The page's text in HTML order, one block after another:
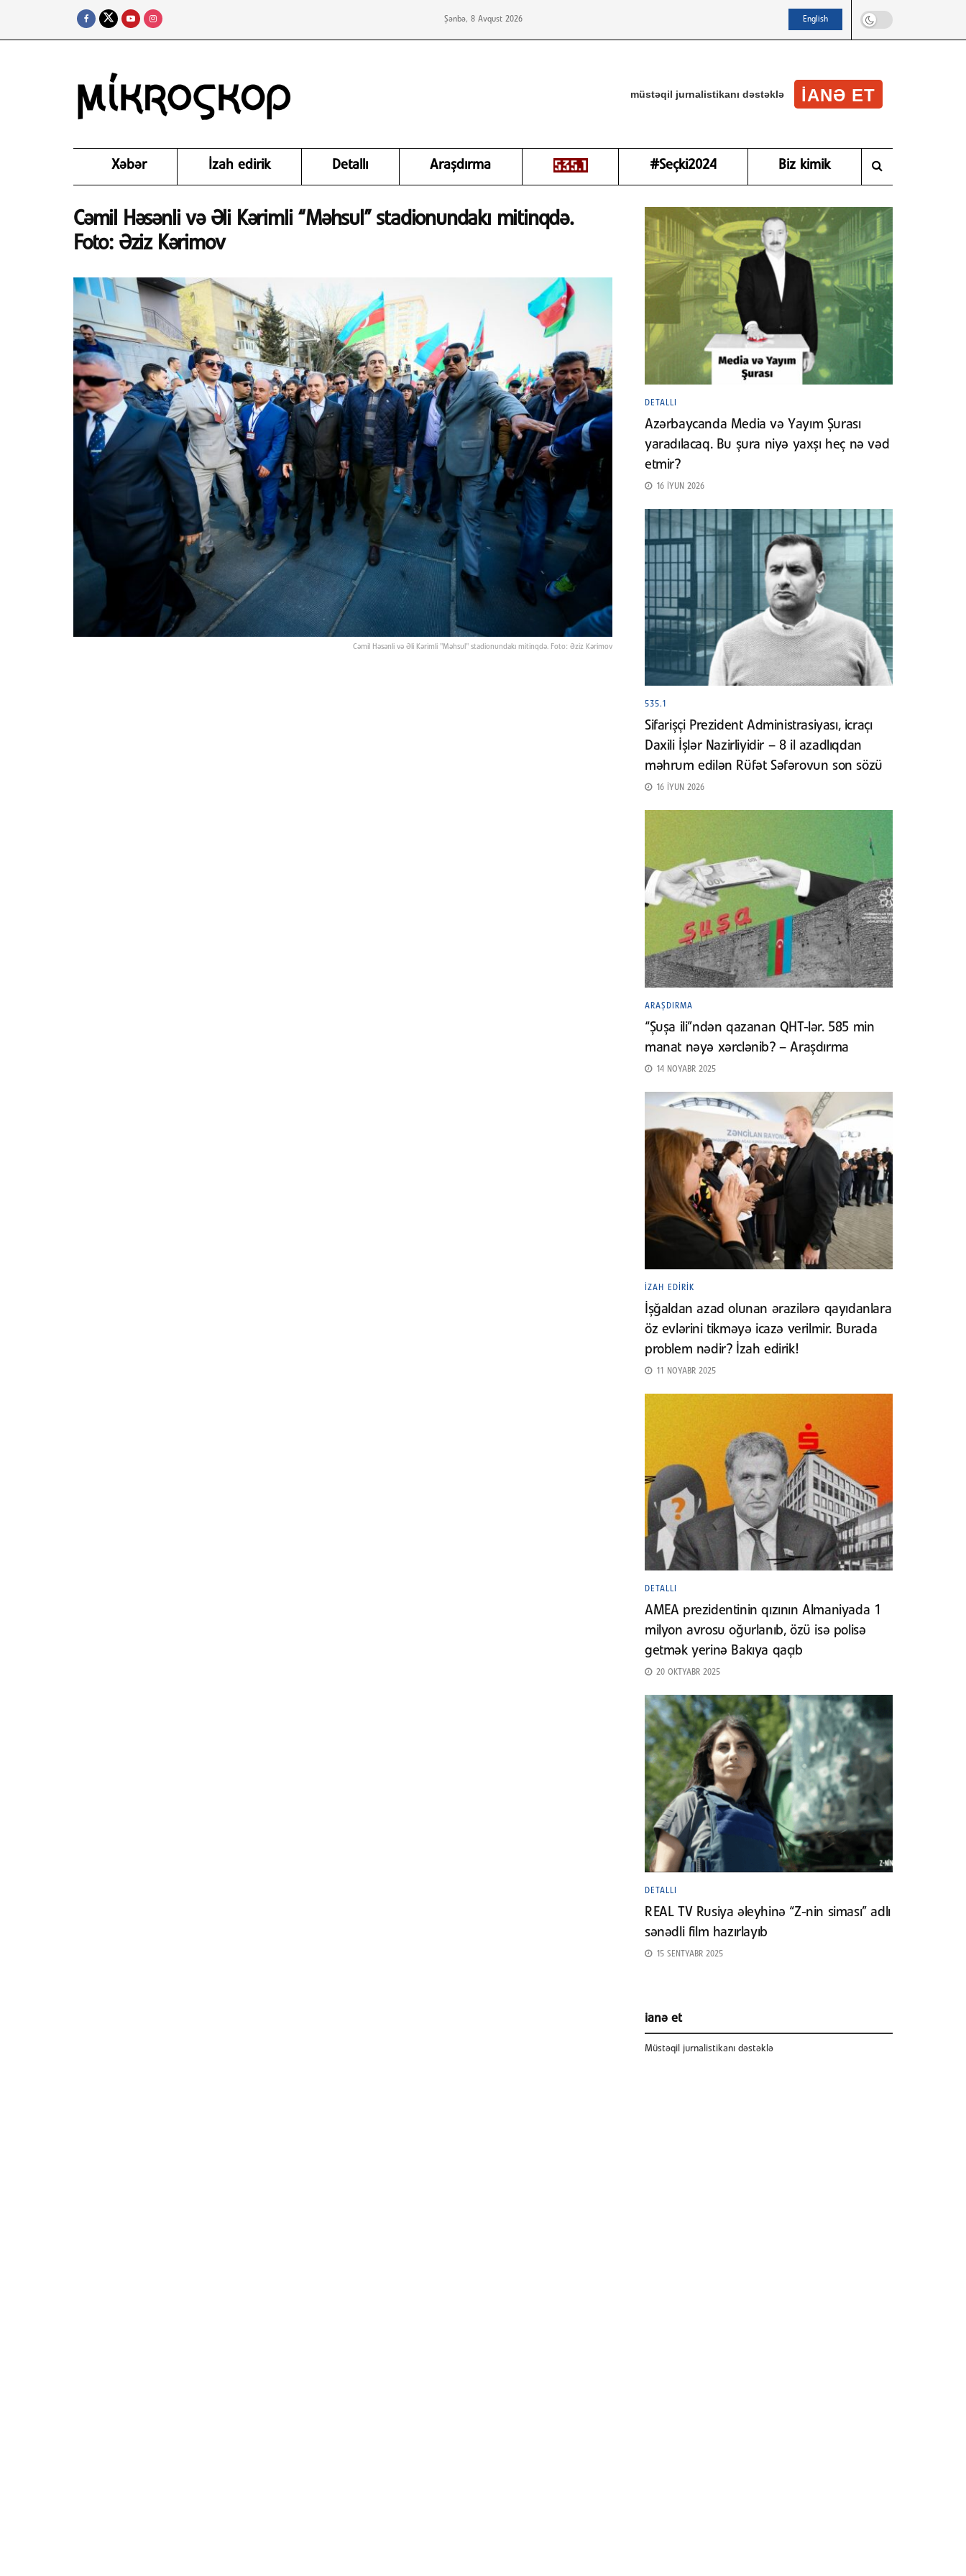
Şənbə, 8 Avqust 2026 English
müstəqil jurnalistikanı dəstəklə IANƏ ET
Xəbər İzah edirik Detallı Araşdırma #Seçki2024 Biz kimik
Cəmil Həsənli və Əli Kərimli “Məhsul” stadionundakı mitinqdə.
Foto: Əziz Kərimov
Cəmil Həsənli və Əli Kərimli "Məhsul" stadionundakı mitinqdə. Foto: Əziz Kərimov
DETALLI
Azərbaycanda Media və Yayım Şurası
yaradılacaq. Bu şura niyə yaxşı heç nə vəd
etmir?
16 İYUN 2026
535.1
Sifarişçi Prezident Administrasiyası, icraçı
Daxili İşlər Nazirliyidir – 8 il azadlıqdan
məhrum edilən Rüfət Səfərovun son sözü
16 İYUN 2026
ARAŞDIRMA
“Şuşa ili”ndən qazanan QHT-lər. 585 min
manat nəyə xərclənib? – Araşdırma
14 NOYABR 2025
İZAH EDIRIK
İşğaldan azad olunan ərazilərə qayıdanlara
öz evlərini tikməyə icazə verilmir. Burada
problem nədir? İzah edirik!
11 NOYABR 2025
DETALLI
AMEA prezidentinin qızının Almaniyada 1
milyon avrosu oğurlanıb, özü isə polisə
getmək yerinə Bakıya qaçıb
20 OKTYABR 2025
DETALLI
REAL TV Rusiya əleyhinə “Z-nin siması” adlı
sənədli film hazırlayıb
15 SENTYABR 2025
ianə et
Müstəqil jurnalistikanı dəstəklə